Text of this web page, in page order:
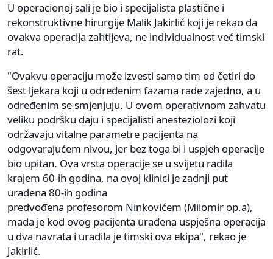
U operacionoj sali je bio i specijalista plastične i
rekonstruktivne hirurgije Malik Jakirlić koji je rekao da
ovakva operacija zahtijeva, ne individualnost već timski
rat.
"Ovakvu operaciju može izvesti samo tim od četiri do
šest ljekara koji u određenim fazama rade zajedno, a u
određenim se smjenjuju. U ovom operativnom zahvatu
veliku podršku daju i specijalisti anesteziolozi koji
održavaju vitalne parametre pacijenta na
odgovarajućem nivou, jer bez toga bi i uspjeh operacije
bio upitan. Ova vrsta operacije se u svijetu radila
krajem 60-ih godina, na ovoj klinici je zadnji put
urađena 80-ih godina
predvođena profesorom Ninkovićem (Milomir op.a),
mada je kod ovog pacijenta urađena uspješna operacija
u dva navrata i uradila je timski ova ekipa", rekao je
Jakirlić.